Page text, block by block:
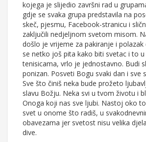
kojega je slijedio završni rad u
gdje se svaka grupa predstavila na
skeč, pjesmu, Facebook-stranicu i
zaključili nedjeljnom svetom misom.
došlo je vrijeme za pakiranje i
se netko još pita kako biti svetac i to
tenisicama, vrlo je jednostavno. Budi
ponizan. Posveti Bogu svaki dan i sve
Sve što činiš neka bude prožeto
slavu Božju. Neka svi u tvom životu i
Onoga koji nas sve ljubi. Nastoj oko
svet u onome što radiš, u
obavezama jer svetost nisu velika
dive.